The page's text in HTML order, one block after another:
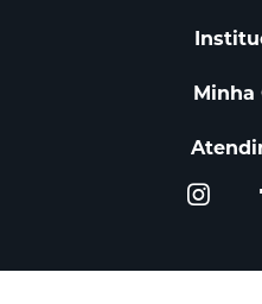
Minha